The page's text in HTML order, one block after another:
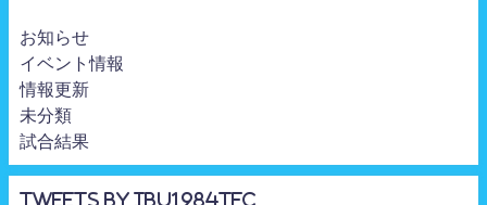
お知らせ
イベント情報
情報更新
未分類
試合結果
Tweets by ibu1984tfc